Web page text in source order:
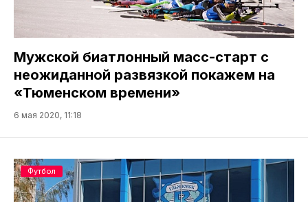
Мужской биатлонный масс-старт с
неожиданной развязкой покажем на
«Тюменском времени»
6 мая 2020, 11:18
Футбол